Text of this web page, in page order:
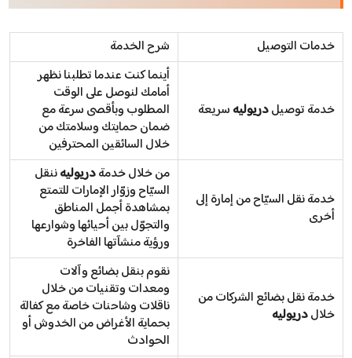
خدمات التوصيل شرح الخدمة
خدمة توصيلدريوليهسريعة
أينما كنت عندما تطلبنا نظهر
أمامك لنوصل على الوقت
المطلوب وبأقصى سرعة مع
ضمان حمايتك وسلامتك من
خلال السائقين المحترفين
خدمة نقل السيّاح من إمارة إلى
أخرى
من خلال خدمةدريوليهننقل
السيّاح وزوّار الإمارات للتمتع
بمشاهدة أجمل المناطق
والتجوّل بين أحيائها وشوارعها
ورؤية منشآتها الفاخرة
خدمة نقل بضائع الشركات من
خلالدريوليه
نقوم بنقل بضائع وآلات
ومعدات وتقنيات من خلال
ناقلات وشاحنات خاصة مع كفالة
بحماية الأغراض من الخدوش أو
الحوادث